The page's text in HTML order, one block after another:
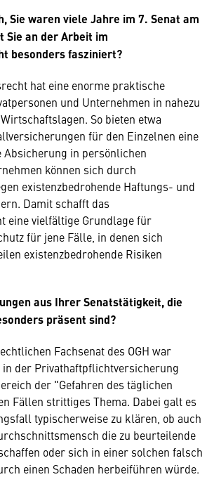
Sie waren viele Jahre im 7. Senat am
Sie an der Arbeit im
besonders fasziniert?
hat eine enorme praktische
und Unternehmen in nahezu
So bieten etwa
für den Einzelnen eine
Absicherung in persönlichen
können sich durch
existenzbedrohende Haftungs- und
Damit schafft das
eine vielfältige Grundlage für
für jene Fälle, in denen sich
existenzbedrohende Risiken
aus Ihrer Senatstätigkeit, die
präsent sind?
Fachsenat des OGH war
der Privathaftpflichtversicherung
der "Gefahren des täglichen
Fällen strittiges Thema. Dabei galt es
typischerweise zu klären, ob auch
die zu beurteilende
oder sich in einer solchen falsch
einen Schaden herbeiführen würde.